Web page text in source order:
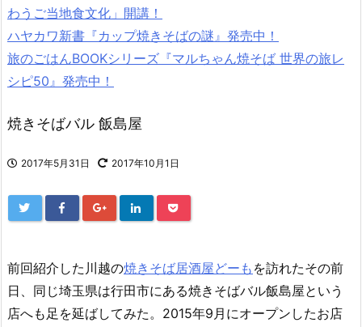
わうご当地食文化」開講！
ハヤカワ新書『カップ焼きそばの謎』発売中！
旅のごはんBOOKシリーズ『マルちゃん焼そば 世界の旅レ
シピ50』発売中！
焼きそばバル 飯島屋
2017年5月31日 2017年10月1日
前回紹介した川越の焼きそば居酒屋どーも を訪れたその前
日、同じ埼玉県は行田市にある焼きそばバル飯島屋という
店へも足を延ばしてみた。2015年9月にオープンしたお店